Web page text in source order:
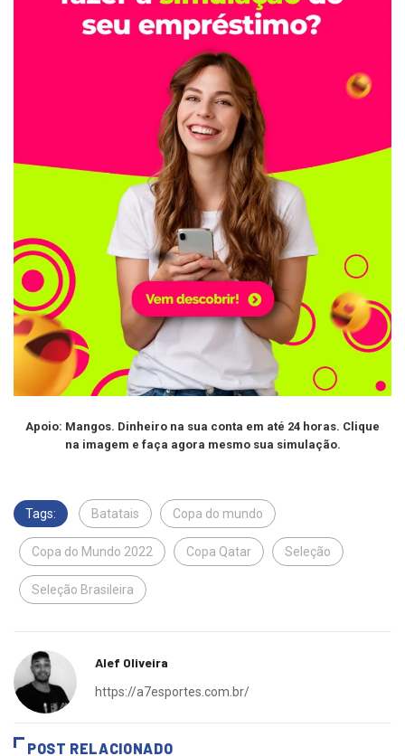
Apoio: Mangos. Dinheiro na sua conta em até 24 horas. Clique
na imagem e faça agora mesmo sua simulação.
Tags: Batatais Copa do mundo
Copa do Mundo 2022 Copa Qatar Seleção
Seleção Brasileira
Alef Oliveira
https://a7esportes.com.br/